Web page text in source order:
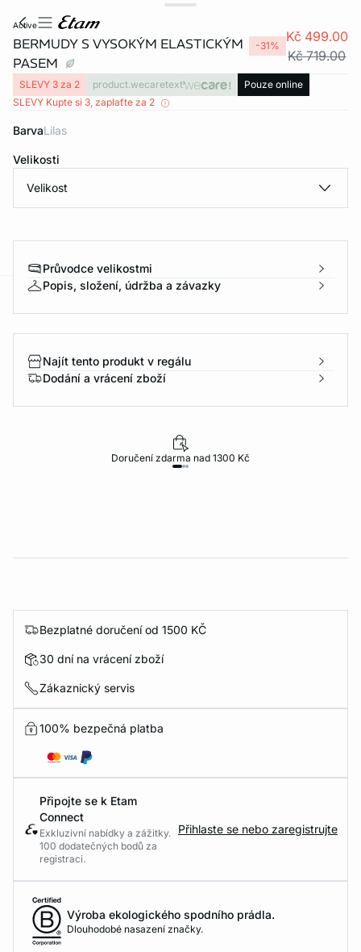
active
BERMUDY S VYSOKÝM ELASTICKÝM
PASEM
-31%
Kč 499.00
Kč 719.00
SLEVY 3 za 2 product.wecaretext
Pouze online
SLEVY Kupte si 3, zaplaťte za 2
Barva lilas
Velikosti
Velikost
Průvodce velikostmi
Popis, složení, údržba a závazky
Najít tento produkt v regálu
Dodání a vrácení zboží
Doručení zdarma nad 1300 Kč
Bezplatné doručení od 1500 KČ
30 dní na vrácení zboží
Zákaznický servis
100% bezpečná platba
Připojte se k Etam
Connect
Exkluzivní nabídky a zážitky.
100 dodatečných bodů za
registraci.
Přihlaste se nebo zaregistrujte
Výroba ekologického spodního prádla.
Dlouhodobé nasazení značky.